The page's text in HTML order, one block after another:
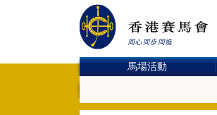
馬場活動